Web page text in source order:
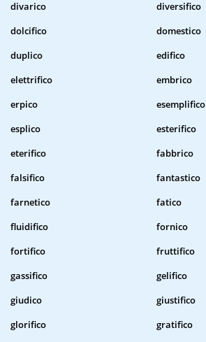
divarico
diversifico
dolcifico
domestico
duplico
edifico
elettrifico
embrico
erpico
esemplifico
esplico
esterifico
eterifico
fabbrico
falsifico
fantastico
farnetico
fatico
fluidifico
fornico
fortifico
fruttifico
gassifico
gelifico
giudico
giustifico
glorifico
gratifico